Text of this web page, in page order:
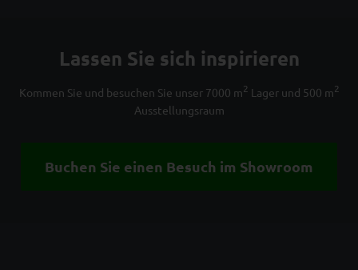
Lassen Sie sich inspirieren
Kommen Sie und besuchen Sie unser 7000 m2 Lager und 500 m2
Ausstellungsraum
Buchen Sie einen Besuch im Showroom